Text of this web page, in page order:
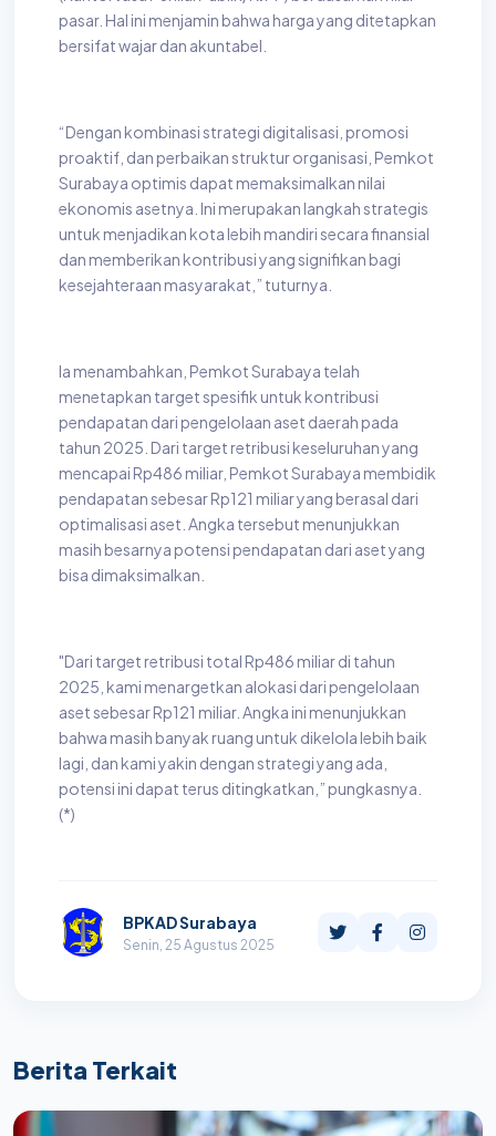
pasar. Hal ini menjamin bahwa harga yang ditetapkan
bersifat wajar dan akuntabel.
“Dengan kombinasi strategi digitalisasi, promosi
proaktif, dan perbaikan struktur organisasi, Pemkot
Surabaya optimis dapat memaksimalkan nilai
ekonomis asetnya. Ini merupakan langkah strategis
untuk menjadikan kota lebih mandiri secara finansial
dan memberikan kontribusi yang signifikan bagi
kesejahteraan masyarakat,” tuturnya.
Ia menambahkan, Pemkot Surabaya telah
menetapkan target spesifik untuk kontribusi
pendapatan dari pengelolaan aset daerah pada
tahun 2025. Dari target retribusi keseluruhan yang
mencapai Rp486 miliar, Pemkot Surabaya membidik
pendapatan sebesar Rp121 miliar yang berasal dari
optimalisasi aset. Angka tersebut menunjukkan
masih besarnya potensi pendapatan dari aset yang
bisa dimaksimalkan.
"Dari target retribusi total Rp486 miliar di tahun
2025, kami menargetkan alokasi dari pengelolaan
aset sebesar Rp121 miliar. Angka ini menunjukkan
bahwa masih banyak ruang untuk dikelola lebih baik
lagi, dan kami yakin dengan strategi yang ada,
potensi ini dapat terus ditingkatkan,” pungkasnya.
(*)
BPKAD Surabaya
Senin, 25 Agustus 2025
Berita Terkait